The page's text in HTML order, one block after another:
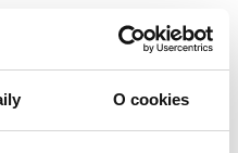
O cookies